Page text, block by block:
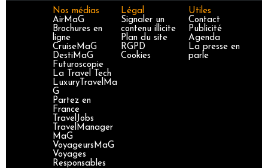
Nos médias
AirMaG
Brochures en
ligne
CruiseMaG
DestiMaG
Futuroscopie
La Travel Tech
LuxuryTravelMa
G
Partez en
France
TravelJobs
TravelManager
MaG
VoyageursMaG
Voyages
Responsables
Légal
Signaler un
contenu illicite
Plan du site
RGPD
Cookies
Utiles
Contact
Publicité
Agenda
La presse en
parle